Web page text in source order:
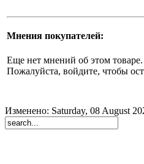
Мнения покупателей:
Еще нет мнений об этом товаре.
Пожалуйста, войдите, чтобы
Изменено: Saturday, 08 August